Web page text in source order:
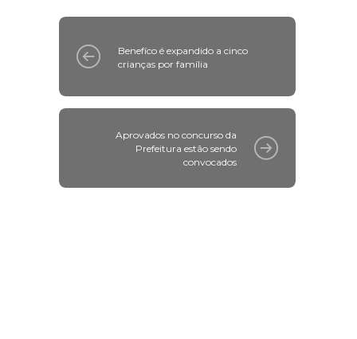
Benefíco é expandido a cinco
crianças por família
Aprovados no concurso da
Prefeitura estão sendo
convocados